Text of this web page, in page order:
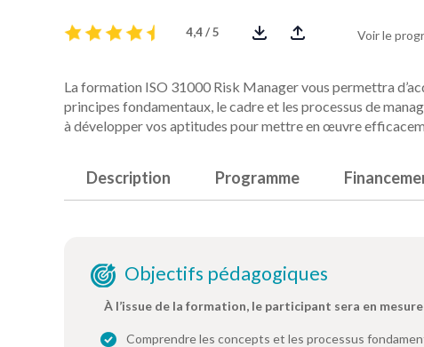
4,4 / 5 Voir le
La formation ISO 31000 Risk Manager vous permettra
principes fondamentaux, le cadre et les processus de
à développer vos aptitudes pour mettre en œuvre
Description Programme
Objectifs pédagogiques
À l’issue de la formation, le participant sera en mesure
Comprendre les concepts et les processus